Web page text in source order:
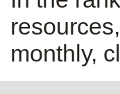
monthly,